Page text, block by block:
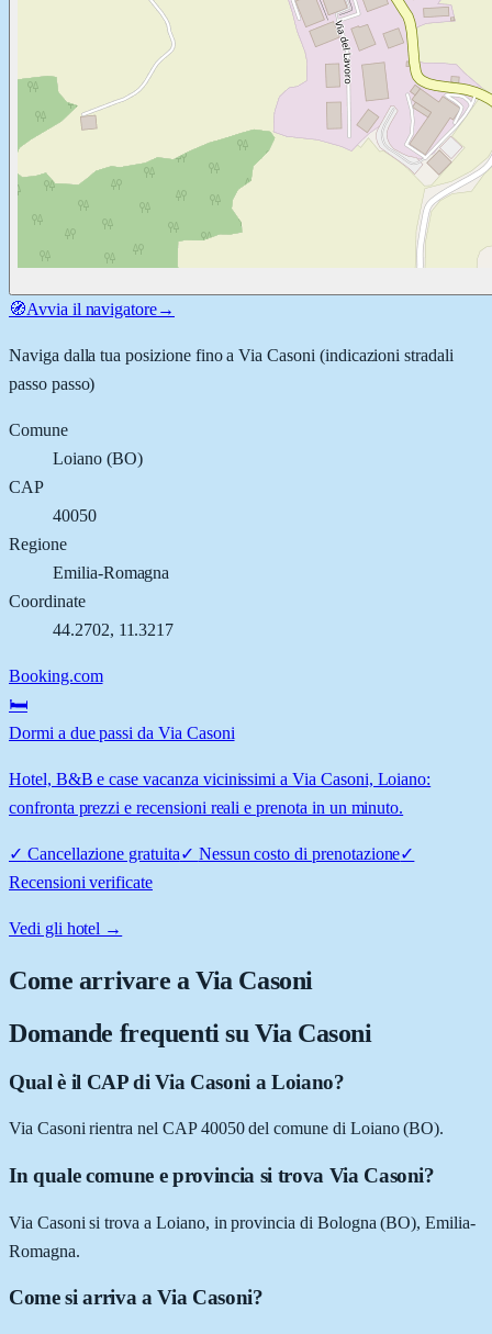
🧭Avvia il navigatore→
Naviga dalla tua posizione fino aVia Casoni (indicazioni stradali
passo passo)
Comune
Loiano(BO)
CAP
40050
Regione
Emilia-Romagna
Coordinate
44.2702, 11.3217
Booking.com
🛏️
Dormi a due passi da Via Casoni
Hotel, B&B e case vacanza vicinissimi a Via Casoni, Loiano:
confronta prezzi e recensioni reali e prenota in un minuto.
✓ Cancellazione gratuita✓ Nessun costo di prenotazione✓
Recensioni verificate
Vedi gli hotel →
Come arrivare aVia Casoni
Domande frequenti su Via Casoni
Qual è il CAP di Via Casoni a Loiano?
Via Casoni rientra nel CAP 40050 del comune di Loiano (BO).
In quale comune e provincia si trova Via Casoni?
Via Casoni si trova a Loiano, in provincia di Bologna (BO), Emilia-
Romagna.
Come si arriva a Via Casoni?